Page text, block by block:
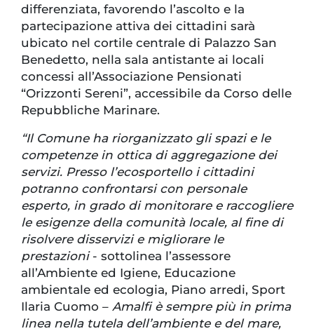
differenziata, favorendo l’ascolto e la
partecipazione attiva dei cittadini sarà
ubicato nel cortile centrale di Palazzo San
Benedetto, nella sala antistante ai locali
concessi all’Associazione Pensionati
“Orizzonti Sereni”, accessibile da Corso delle
Repubbliche Marinare.
“Il Comune ha riorganizzato gli spazi e le
competenze in ottica di aggregazione dei
servizi. Presso l’ecosportello i cittadini
potranno confrontarsi con personale
esperto, in grado di monitorare e raccogliere
le esigenze della comunità locale, al fine di
risolvere disservizi e migliorare le
prestazioni - sottolinea l’assessore
all’Ambiente ed Igiene, Educazione
ambientale ed ecologia, Piano arredi, Sport
Ilaria Cuomo – Amalfi è sempre più in prima
linea nella tutela dell’ambiente e del mare,